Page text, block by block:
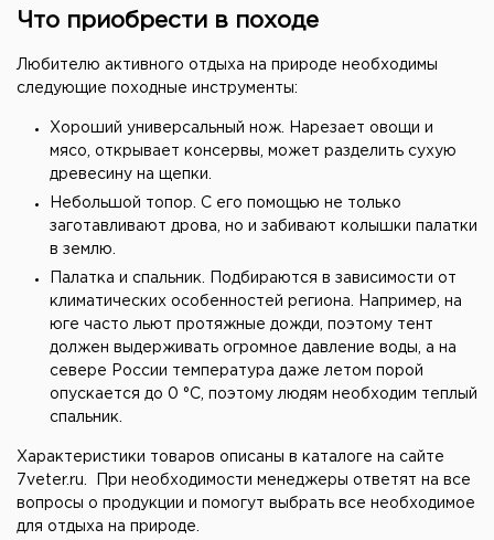
Что приобрести в походе
Любителю активного отдыха на природе необходимы
следующие походные инструменты:
Хороший универсальный нож. Нарезает овощи и
мясо, открывает консервы, может разделить сухую
древесину на щепки.
Небольшой топор. С его помощью не только
заготавливают дрова, но и забивают колышки палатки
в землю.
Палатка и спальник. Подбираются в зависимости от
климатических особенностей региона. Например, на
юге часто льют протяжные дожди, поэтому тент
должен выдерживать огромное давление воды, а на
севере России температура даже летом порой
опускается до 0 °С, поэтому людям необходим теплый
спальник.
Характеристики товаров описаны в каталоге на сайте
7veter.ru. При необходимости менеджеры ответят на все
вопросы о продукции и помогут выбрать все необходимое
для отдыха на природе.